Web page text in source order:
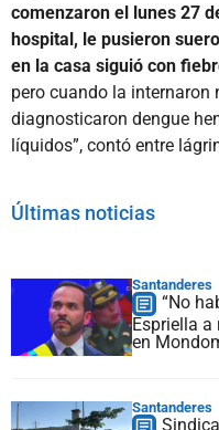
comenzaron el lunes 27
hospital, le pusieron
en la casa siguió con
pero cuando la internaron
diagnosticaron dengue
líquidos”, contó entre
Últimas noticias
Santanderes
“No
Espriella a
en
Santanderes